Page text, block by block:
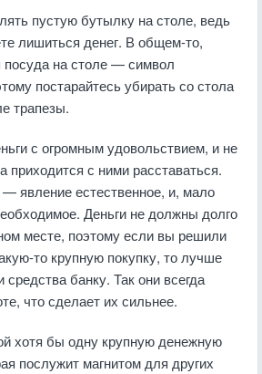
пустую бутылку на столе, ведь
лишиться денег. В общем-то,
посуда на столе — символ
постарайтесь убирать со стола
трапезы.
с огромным удовольствием, и не
приходится с ними расставаться.
явление естественное, и, мало
Деньги не должны долго
месте, поэтому если вы решили
то крупную покупку, то лучше
средства банку. Так они всегда
что сделает их сильнее.
хотя бы одну крупную денежную
послужит магнитом для других